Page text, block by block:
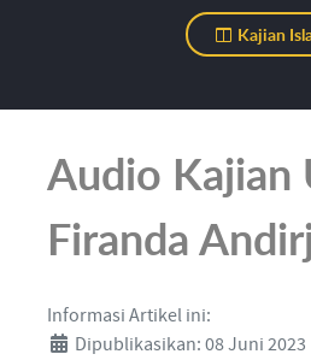
Kajian
Audio Kajian
Firanda
Informasi Artikel ini:
Dipublikasikan: 08 Juni 2023